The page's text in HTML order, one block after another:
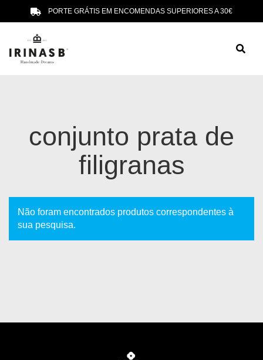
PORTE GRÁTIS EM ENCOMENDAS SUPERIORES A 30€
conjunto prata de
filigranas
Não foram encontrados produtos correspondentes à
sua pesquisa.